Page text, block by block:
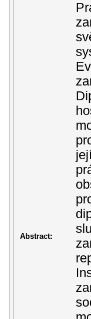
Abstract: